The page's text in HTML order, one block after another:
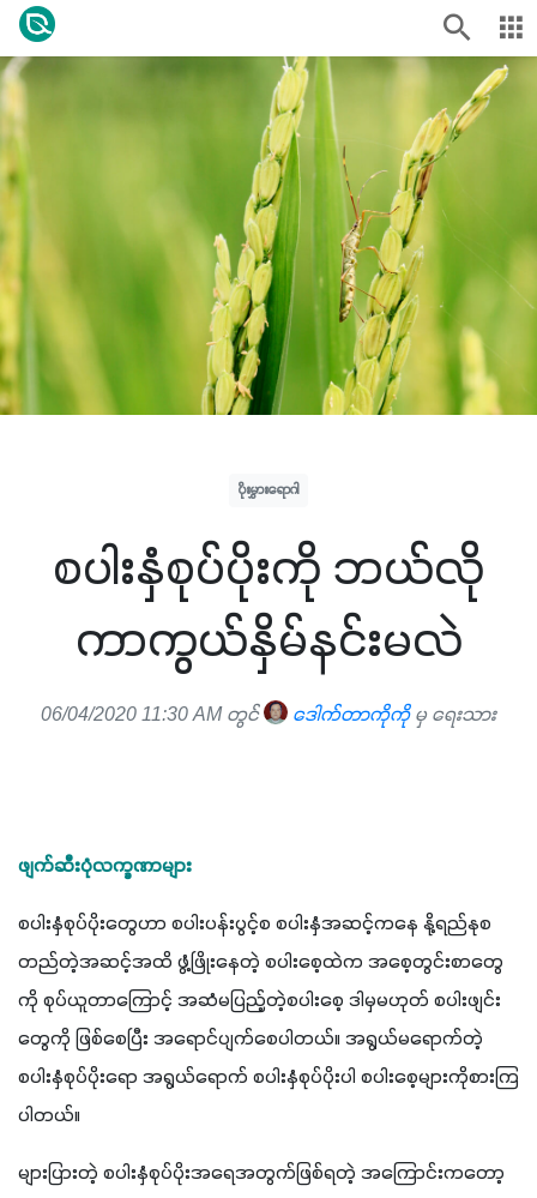
ပိုးမွှားရောဂါ
စပါးနှံစုပ်ပိုးကို ဘယ်လို
ကာကွယ်နှိမ်နင်းမလဲ
06/04/2020 11:30 AM တွင် ဒေါက်တာကိုကိုမှ ရေးသား
ဖျက်ဆီးပုံလက္ခဏာများ
စပါးနှံစုပ်ပိုးတွေဟာ စပါးပန်းပွင့်စ စပါးနှံအဆင့်ကနေ နို့ရည်နုစ
တည်တဲ့အဆင့်အထိ ဖွံ့ဖြိုးနေတဲ့ စပါးစေ့ထဲက အစေ့တွင်းစာတွေ
ကို စုပ်ယူတာကြောင့် အဆံမပြည့်တဲ့စပါးစေ့ ဒါမှမဟုတ် စပါးဖျင်း
တွေကို ဖြစ်စေပြီး အရောင်ပျက်စေပါတယ်။ အရွယ်မရောက်တဲ့
စပါးနှံစုပ်ပိုးရော အရွယ်ရောက် စပါးနှံစုပ်ပိုးပါ စပါးစေ့များကိုစားကြ
ပါတယ်။
များပြားတဲ့ စပါးနှံစုပ်ပိုးအရေအတွက်ဖြစ်ရတဲ့ အကြောင်းကတော့